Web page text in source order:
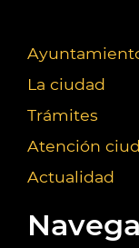
La ciudad
Trámites
Atención
Actualidad